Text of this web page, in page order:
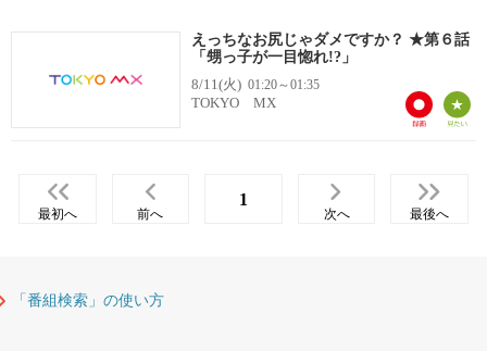
えっちなお尻じゃダメですか？ ★第６話
「甥っ子が一目惚れ!?」
8/11(火) 01:20～01:35
TOKYO MX
最初へ 前へ
1
次へ 最後へ
「番組検索」の使い方